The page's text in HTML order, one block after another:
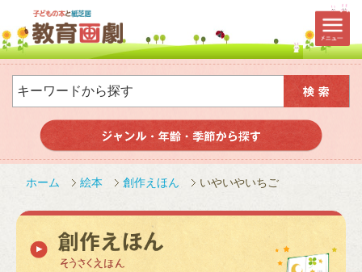
ホーム 絵本 創作えほん いやいやいちご